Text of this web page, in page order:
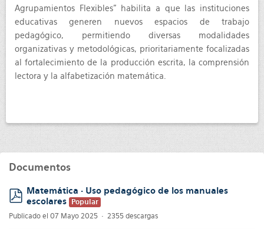
Agrupamientos Flexibles” habilita a que las instituciones
educativas generen nuevos espacios de trabajo
pedagógico, permitiendo diversas modalidades
organizativas y metodológicas, prioritariamente focalizadas
al fortalecimiento de la producción escrita, la comprensión
lectora y la alfabetización matemática.
Documentos
pdf
Matemática · Uso pedagógico de los manuales
escolares
Popular
Publicado el 07 Mayo 2025
2355 descargas